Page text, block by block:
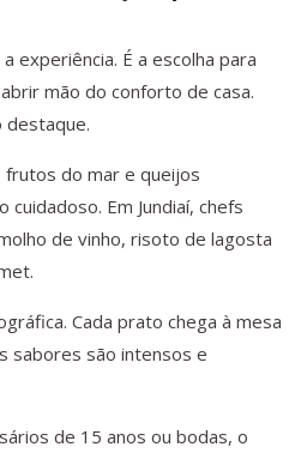
experiência. É a escolha para
mão do conforto de casa.
destaque.
frutos do mar e queijos
Em Jundiaí, chefs
de vinho, risoto de lagosta
Cada prato chega à mesa
sabores são intensos e
de 15 anos ou bodas, o